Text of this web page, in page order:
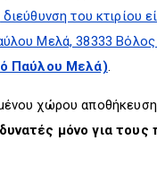
διεύθυνση του κτιρίου
Μελά, 38333
Παύλου Μελά).
χώρου
μόνο για